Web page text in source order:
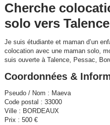
Cherche
solo vers Talence
Je suis étudiante et maman d’un
colocation avec une maman solo,
suis ouverte à Talence, Pessac,
Coordonnées &
Pseudo / Nom : Maeva
Code postal : 33000
Ville : BORDEAUX
Prix : 500 €